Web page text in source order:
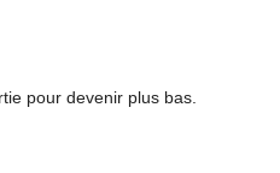
pour devenir plus bas.